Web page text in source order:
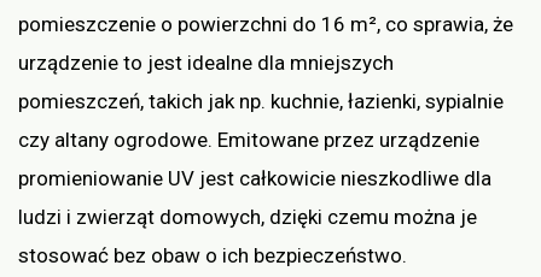
pomieszczenie o powierzchni do 16 m², co sprawia, że
urządzenie to jest idealne dla mniejszych
pomieszczeń, takich jak np. kuchnie, łazienki, sypialnie
czy altany ogrodowe. Emitowane przez urządzenie
promieniowanie UV jest całkowicie nieszkodliwe dla
ludzi i zwierząt domowych, dzięki czemu można je
stosować bez obaw o ich bezpieczeństwo.